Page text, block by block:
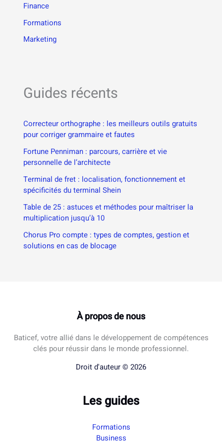
Finance
Formations
Marketing
Guides récents
Correcteur orthographe : les meilleurs outils gratuits
pour corriger grammaire et fautes
Fortune Penniman : parcours, carrière et vie
personnelle de l’architecte
Terminal de fret : localisation, fonctionnement et
spécificités du terminal Shein
Table de 25 : astuces et méthodes pour maîtriser la
multiplication jusqu’à 10
Chorus Pro compte : types de comptes, gestion et
solutions en cas de blocage
À propos de nous
Baticef, votre allié dans le développement de compétences
clés pour réussir dans le monde professionnel.
Droit d'auteur © 2026
Les guides
Formations
Business